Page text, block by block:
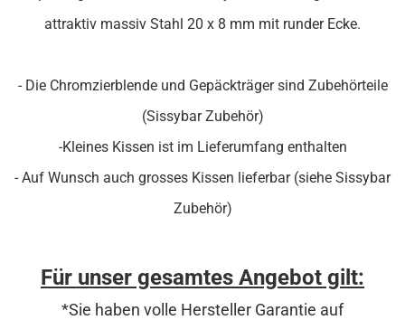
attraktiv massiv Stahl 20 x 8 mm mit runder Ecke.
- Die Chromzierblende und Gepäckträger sind Zubehörteile
(Sissybar Zubehör)
-Kleines Kissen ist im Lieferumfang enthalten
- Auf Wunsch auch grosses Kissen lieferbar (siehe Sissybar
Zubehör)
Für unser gesamtes Angebot gilt:
*Sie haben volle Hersteller Garantie auf